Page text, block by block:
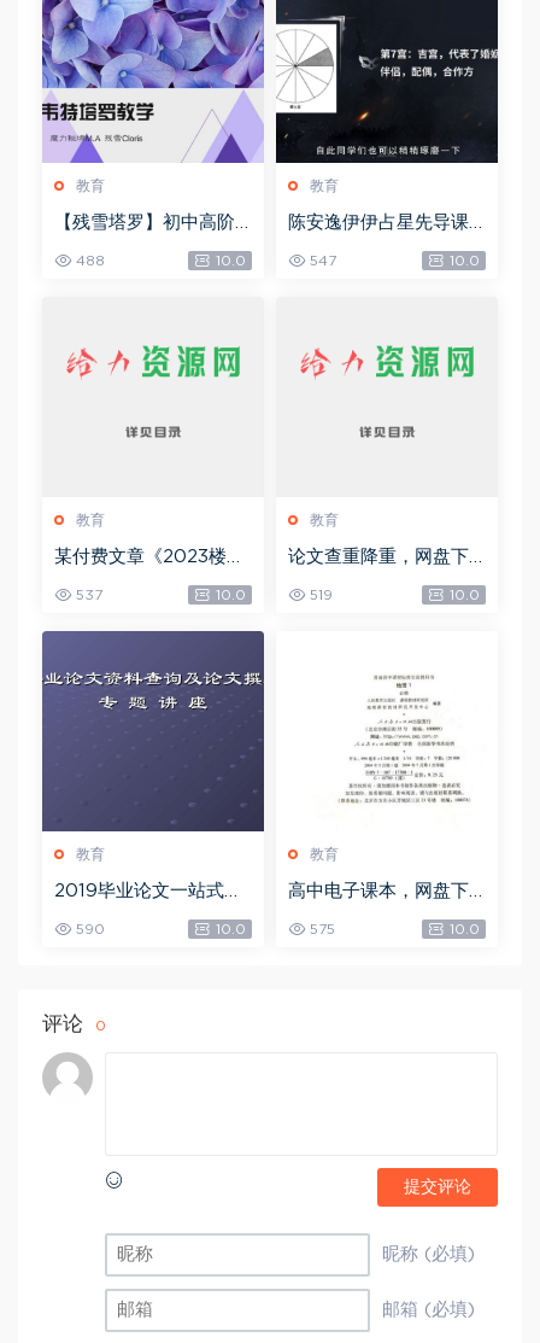
教育
【残雪塔罗】初中高阶
合集，网盘下载(1.06G)
488 10.0
教育
陈安逸伊伊占星先导课
+初中高级，网盘下载(4
6.45G)
547 10.0
教育
某付费文章《2023楼市
预判：新一轮大牛市会
来吗？》!，网盘下载(15.
73M)
537 10.0
教育
论文查重降重，网盘下
519 10.0
教育
2019毕业论文一站式解
决方案，网盘下载(19.6
8G)
590 10.0
教育
高中电子课本，网盘下
575 10.0
评论 0
提交评论
昵称 (必填)
邮箱 (必填)